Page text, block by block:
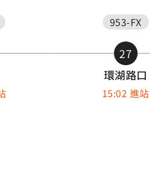
953-FX
27
環湖路口
15:02 進站